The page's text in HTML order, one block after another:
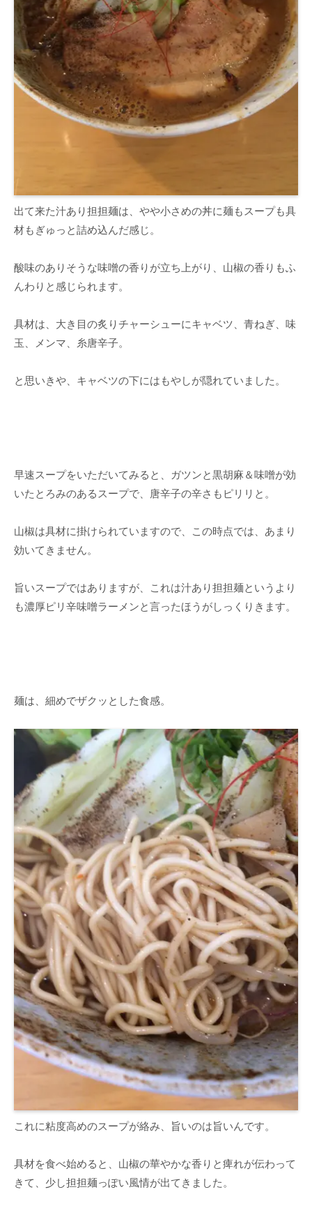
出て来た汁あり担担麺は、やや小さめの丼に麺もスープも具
材もぎゅっと詰め込んだ感じ。
酸味のありそうな味噌の香りが立ち上がり、山椒の香りもふ
んわりと感じられます。
具材は、大き目の炙りチャーシューにキャベツ、青ねぎ、味
玉、メンマ、糸唐辛子。
と思いきや、キャベツの下にはもやしが隠れていました。
早速スープをいただいてみると、ガツンと黒胡麻＆味噌が効
いたとろみのあるスープで、唐辛子の辛さもピリリと。
山椒は具材に掛けられていますので、この時点では、あまり
効いてきません。
旨いスープではありますが、これは汁あり担担麺というより
も濃厚ピリ辛味噌ラーメンと言ったほうがしっくりきます。
麺は、細めでザクッとした食感。
これに粘度高めのスープが絡み、旨いのは旨いんです。
具材を食べ始めると、山椒の華やかな香りと痺れが伝わって
きて、少し担担麺っぽい風情が出てきました。